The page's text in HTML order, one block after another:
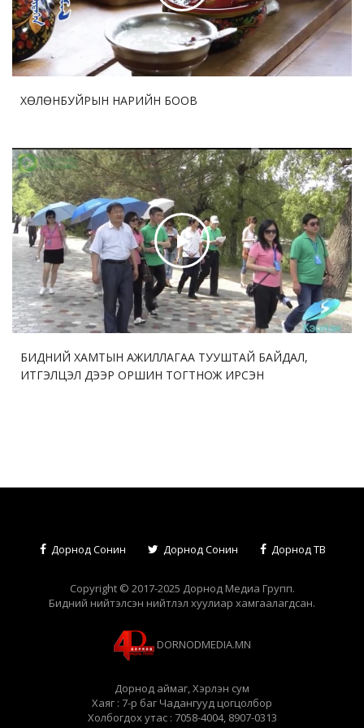
улсын гурван байгууллага оролцоно
ХӨЛӨНБУЙРЫН НАРИЙН БООВ
БИДНИЙ ХАМТЫН АЖИЛЛАГАА ТУУШТАЙ БАЙДАЛ,
ИТГЭЛЦЭЛ ДЭЭР ОРШИН ТОГТНОЖ ИРСЭН
Дорнод Сонин Дорнод Сонин Дорнод ТВ
Copyright © 2017-2025 Дорнод Медиа Групп.
Бидний нийтэлсэн нийтлэл хуулиар хамгаалагдсан.
DORNODMEDIA.MN
Дорнод аймаг, Хэрлэн сум
Хаяг : 7-р баг Чадангууд цогцолбор
Холбогдох утас : 7058-4004, 8907-0313